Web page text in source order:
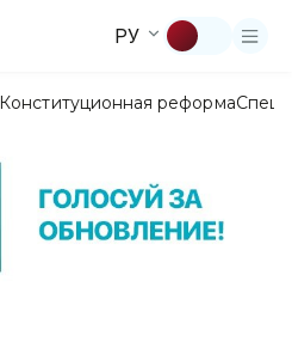
РУ
Конституционная реформа